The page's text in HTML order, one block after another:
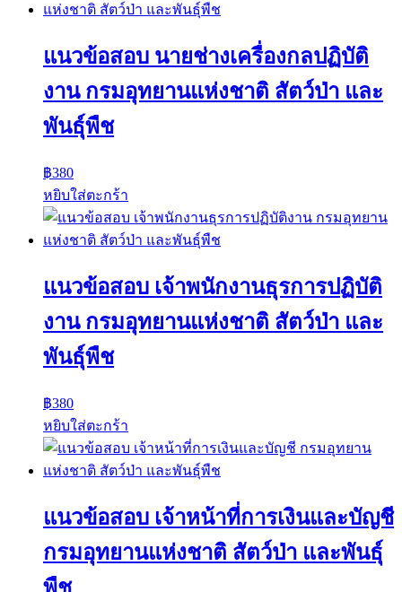
แนวข้อสอบ นายช่างเครื่องกลปฏิบัติ
งาน กรมอุทยานแห่งชาติ สัตว์ป่า และ
พันธุ์พืช
฿380
หยิบใส่ตะกร้า
แนวข้อสอบ เจ้าพนักงานธุรการปฏิบัติ
งาน กรมอุทยานแห่งชาติ สัตว์ป่า และ
พันธุ์พืช
฿380
หยิบใส่ตะกร้า
แนวข้อสอบ เจ้าหน้าที่การเงินและบัญชี
กรมอุทยานแห่งชาติ สัตว์ป่า และพันธุ์
พืช